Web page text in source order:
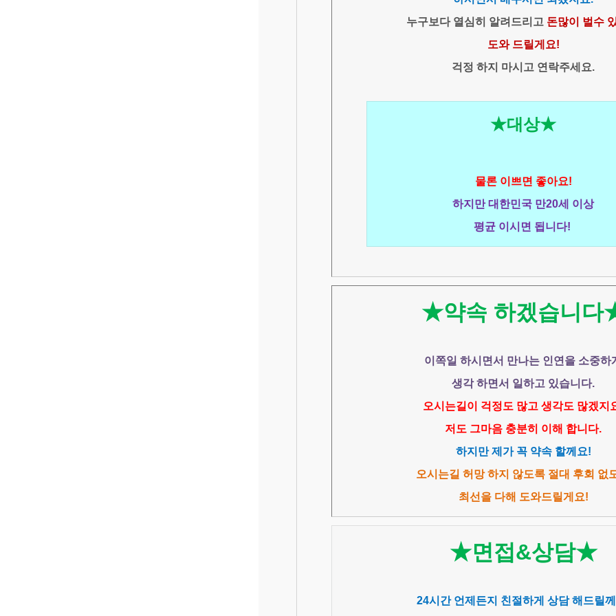
누구보다 열심히 알려드리고 돈많이 벌수
도와 드릴게요!
걱정 하지 마시고 연락주세요.
★대상★
물론 이쁘면 좋아요!
하지만 대한민국 만20세 이상
평균 이시면 됩니다!
★약속 하겠습니
이쪽일 하시면서 만나는 인연을 소중하
생각 하면서 일하고 있습니다.
오시는길이 걱정도 많고 생각도 많겠지
저도 그마음 충분히 이해 합니다.
하지만 제가 꼭 약속 할께요!
오시는길 허망 하지 않도록 절대 후회 없
최선을 다해 도와드릴게요!
★면접&상담★
24시간 언제든지 친절하게 상담 해드릴